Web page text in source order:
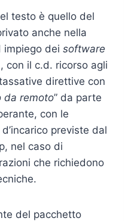
testo è quello del
anche nella
impiego dei software
con il c.d. ricorso agli
direttive con
da remoto” da parte
con le
previste dal
nel caso di
che richiedono
del pacchetto